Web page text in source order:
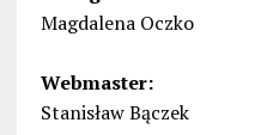
Magdalena Oczko
Webmaster:
Stanisław Bączek